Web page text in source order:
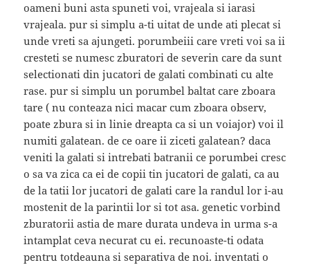
oameni buni asta spuneti voi, vrajeala si iarasi
vrajeala. pur si simplu a-ti uitat de unde ati plecat si
unde vreti sa ajungeti. porumbeiii care vreti voi sa ii
cresteti se numesc zburatori de severin care da sunt
selectionati din jucatori de galati combinati cu alte
rase. pur si simplu un porumbel baltat care zboara
tare ( nu conteaza nici macar cum zboara observ,
poate zbura si in linie dreapta ca si un voiajor) voi il
numiti galatean. de ce oare ii ziceti galatean? daca
veniti la galati si intrebati batranii ce porumbei cresc
o sa va zica ca ei de copii tin jucatori de galati, ca au
de la tatii lor jucatori de galati care la randul lor i-au
mostenit de la parintii lor si tot asa. genetic vorbind
zburatorii astia de mare durata undeva in urma s-a
intamplat ceva necurat cu ei. recunoaste-ti odata
pentru totdeauna si separativa de noi. inventati o